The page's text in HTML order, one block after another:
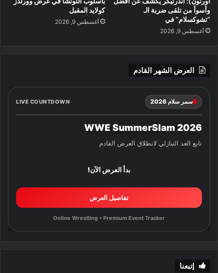
وأسوأ من تلقى ضربة الـ
“تشوكسلام” في
أغسطس 9, 2026
كولايد المقبل
أغسطس 9, 2026
العرض الشهر القادم
سمر سلام 2026 LIVE COUNTDOWN
WWE SummerSlam 2026
تابع العد التنازلي لانطلاق العرض القادم
بدأ العرض الآن!
تفاصيل العرض
Online Wrestling • Premium Event Tracker
إتبعنا